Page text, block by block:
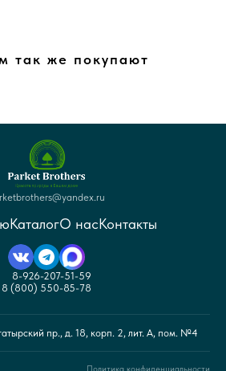
так же покупают
КаталогО насКонтакты
8-926-207-51-59
8 (800) 550-85-78
пр., д. 18, корп. 2, лит. А, пом. №4
Политика конфиденциальности